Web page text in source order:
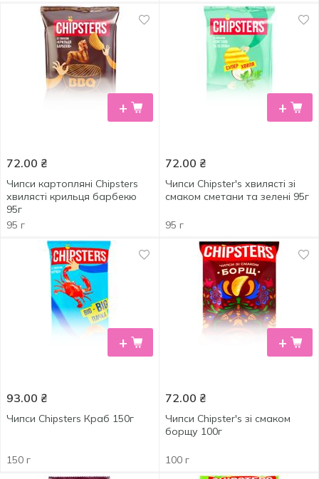
+
72.00 ₴
Чипси картопляні Chipsters
хвилясті крильця барбекю
95г
95 г
+
72.00 ₴
Чипси Chipster's хвилясті зі
смаком сметани та зелені 95г
95 г
+
93.00 ₴
Чипси Chipsters Краб 150г
150 г
+
72.00 ₴
Чипси Chipster's зі смаком
борщу 100г
100 г